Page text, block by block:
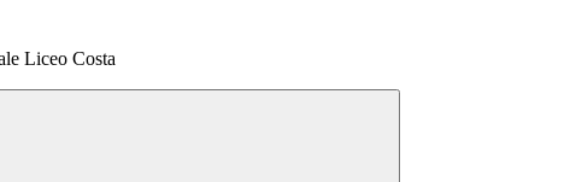
Liceo Costa